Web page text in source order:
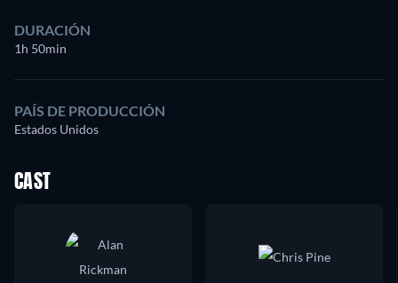
DURACIÓN
1h 50min
PAÍS DE PRODUCCIÓN
Estados Unidos
CAST